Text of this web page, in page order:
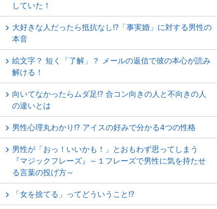
していた！
大好きな人だったら抵抗なし!?「事実婚」に対する男性の
本音
絵文字？ 短く「了解」？ メールの返信で彼の本心が読み
解ける！
向いてなかったらムダ足!? 合コン向きの人と不向きの人
の違いとは
男性心理丸わかり!? アイスの好みで分かる4つの性格
男性が「おっ！いいかも！」とおもわず思ってしまう
『マジックフレーズ』～１フレーズで男性に気を持たせ
る言葉の投げ方～
「女を捨てる」ってどういうこと!?